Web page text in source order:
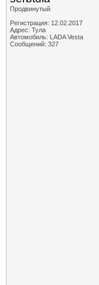
Продвинутый
Регистрация: 12.02.2017
Адрес: Тула
Автомобиль: LADA Vesta
Сообщений: 327